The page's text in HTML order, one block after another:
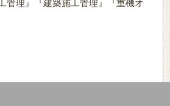
管理』『建築施工管理』『重機オ